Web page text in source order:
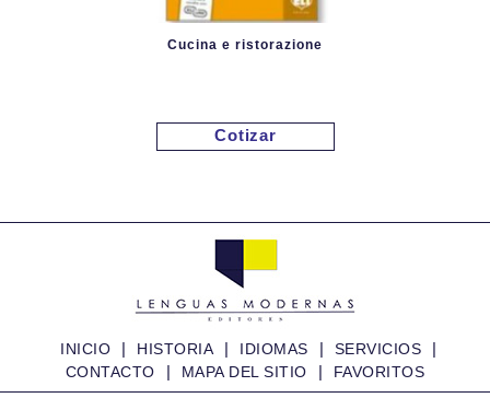
Cucina e ristorazione
Cotizar
INICIO | HISTORIA | IDIOMAS | SERVICIOS |
CONTACTO | MAPA DEL SITIO | FAVORITOS